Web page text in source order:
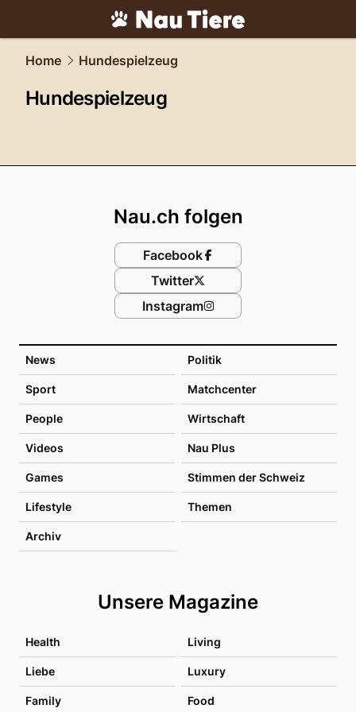
tiere.NAU.ch
Home Hundespielzeug
Hundespielzeug
News Politik
Sport Matchcenter
People Wirtschaft
Videos Nau Plus
Games Stimmen der Schweiz
Lifestyle Themen
Archiv
Unsere Magazine
Health Living
Liebe Luxury
Family Food
Nau.ch folgen
Facebook
Twitter
Instagram